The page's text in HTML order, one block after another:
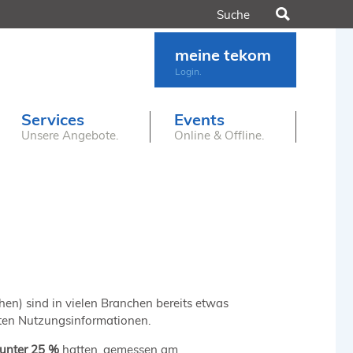
Services
Unsere Angebote.
Events
Online & Offline.
meine tekom
Login.
sind in vielen Branchen bereits etwas
Nutzungsinformationen.
25 % hatten, gemessen am